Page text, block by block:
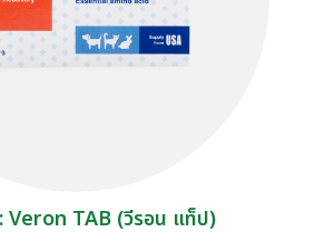
Veron TAB (วีรอน แท็ป)